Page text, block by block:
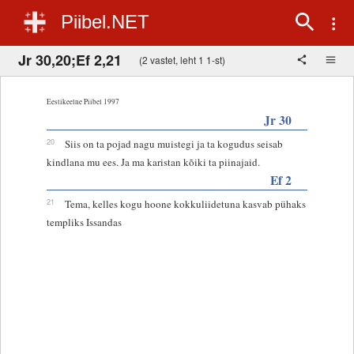
Piibel.NET
Jr 30,20;Ef 2,21 (2 vastet, leht 1 1-st)
Eestikeelne Piibel 1997
Jr 30
20
Siis on ta pojad nagu muistegi ja ta kogudus seisab
kindlana mu ees. Ja ma karistan kõiki ta piinajaid.
Ef 2
21
Tema, kelles kogu hoone kokkuliidetuna kasvab pühaks
templiks Issandas